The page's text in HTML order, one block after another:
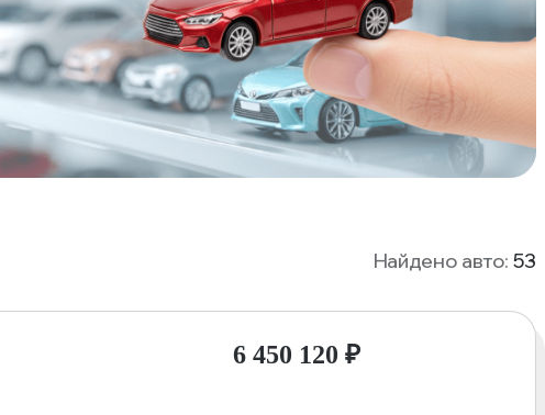
Найдено авто: 53
6 450 120 ₽